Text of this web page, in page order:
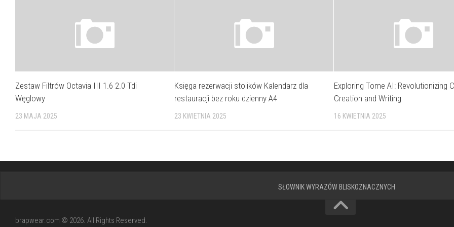
Zestaw Filtrów Octavia III 1.6 2.0 Tdi
Węglowy
23 MAJA 2025
Księga rezerwacji stolików Kalendarz dla
restauracji bez roku dzienny A4
23 KWIETNIA 2025
Exploring Tome AI: Revolutionizing
Creation and Writing
16 KWIETNIA 2025
SŁOWNIK WYRAZÓW BLISKOZNACZNYCH
brapwear.com © 2026. All Rights Reserved.